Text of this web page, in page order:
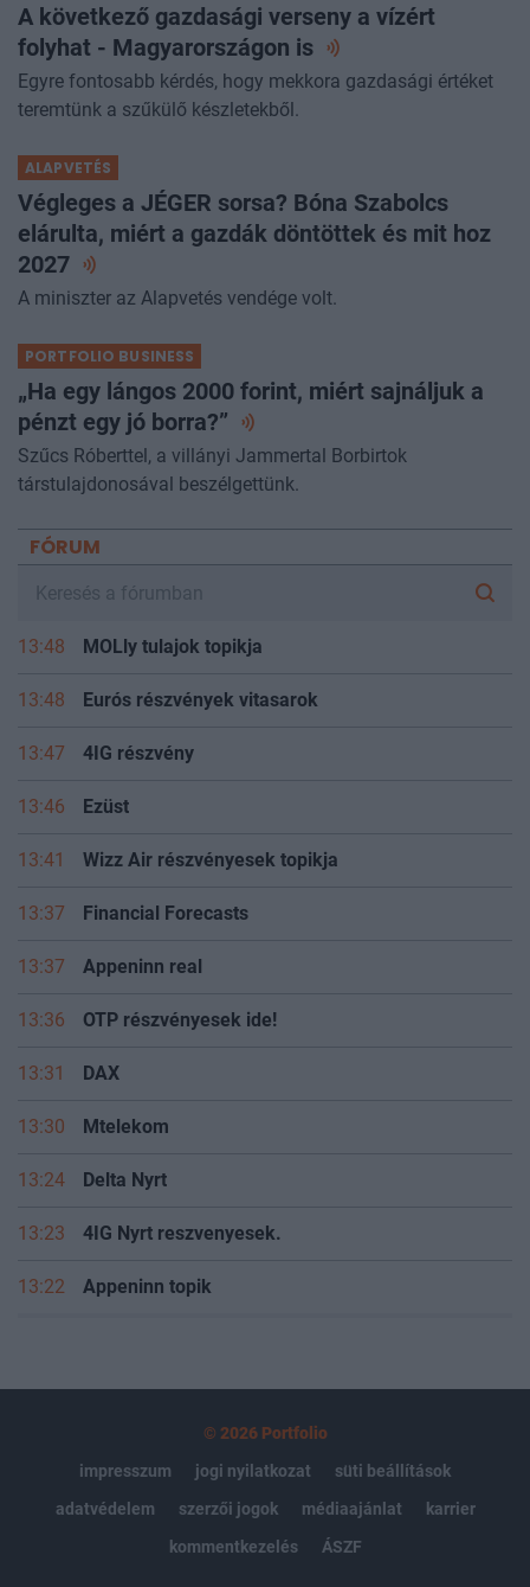
A következő gazdasági verseny a vízért
folyhat - Magyarországon is
Egyre fontosabb kérdés, hogy mekkora gazdasági értéket
teremtünk a szűkülő készletekből.
ALAPVETÉS
Végleges a JÉGER sorsa? Bóna Szabolcs
elárulta, miért a gazdák döntöttek és mit hoz
2027
A miniszter az Alapvetés vendége volt.
PORTFOLIO BUSINESS
„Ha egy lángos 2000 forint, miért sajnáljuk a
pénzt egy jó borra?”
Szűcs Róberttel, a villányi Jammertal Borbirtok
társtulajdonosával beszélgettünk.
FÓRUM
13:48 MOLly tulajok topikja
13:48 Eurós részvények vitasarok
13:47 4IG részvény
13:46 Ezüst
13:41 Wizz Air részvényesek topikja
13:37 Financial Forecasts
13:37 Appeninn real
13:36 OTP részvényesek ide!
13:31 DAX
13:30 Mtelekom
13:24 Delta Nyrt
13:23 4IG Nyrt reszvenyesek.
13:22 Appeninn topik
© 2026 Portfolio
impresszum
jogi nyilatkozat
süti beállítások
adatvédelem
szerzői jogok médiaajánlat
karrier
kommentkezelés
ÁSZF